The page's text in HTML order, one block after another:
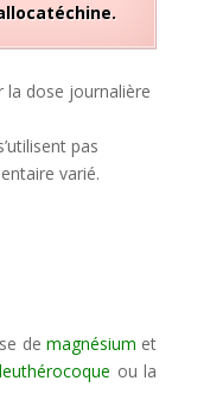
la dose journalière
pas
varié.
de magnésium et
ou la